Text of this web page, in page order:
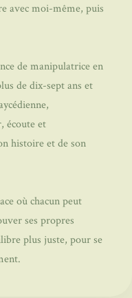
avec moi-même, puis
de manipulatrice en
de dix-sept ans et
écoute et
histoire et de son
où chacun peut
ses propres
plus juste, pour se